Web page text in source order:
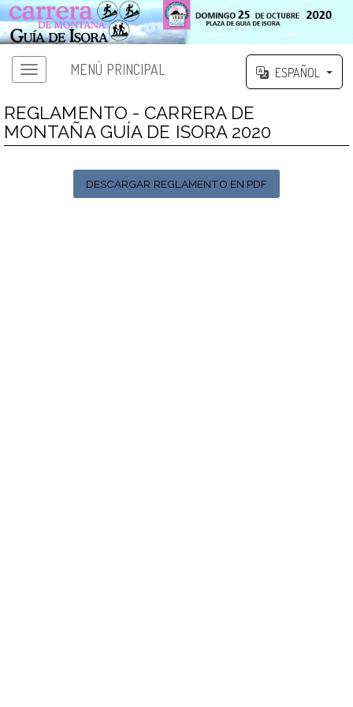
MENÚ PRINCIPAL ESPAÑOL
REGLAMENTO - CARRERA DE
MONTAÑA GUÍA DE ISORA 2020
DESCARGAR REGLAMENTO EN PDF